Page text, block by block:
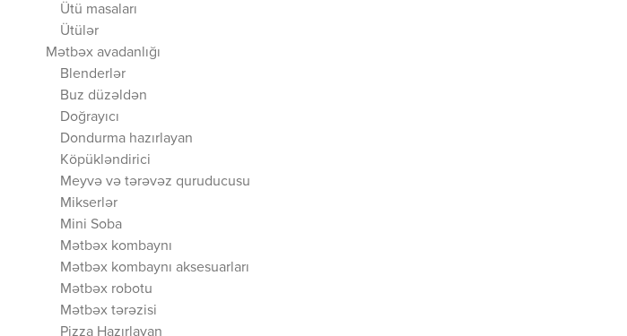
Ütü masaları
Ütülər
Mətbəx avadanlığı
Blenderlər
Buz düzəldən
Doğrayıcı
Dondurma hazırlayan
Köpükləndirici
Meyvə və tərəvəz quruducusu
Mikserlər
Mini Soba
Mətbəx kombaynı
Mətbəx kombaynı aksesuarları
Mətbəx robotu
Mətbəx tərəzisi
Pizza Hazırlayan